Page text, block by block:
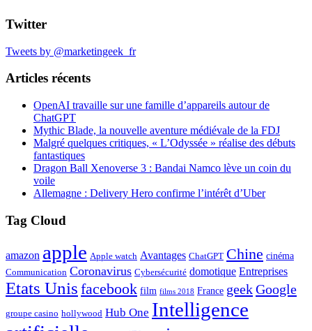
Twitter
Tweets by @marketingeek_fr
Articles récents
OpenAI travaille sur une famille d’appareils autour de
ChatGPT
Mythic Blade, la nouvelle aventure médiévale de la FDJ
Malgré quelques critiques, « L’Odyssée » réalise des débuts
fantastiques
Dragon Ball Xenoverse 3 : Bandai Namco lève un coin du
voile
Allemagne : Delivery Hero confirme l’intérêt d’Uber
Tag Cloud
amazon apple Apple watch Avantages ChatGPT Chine cinéma
Communication Coronavirus Cybersécurité domotique Entreprises
Etats Unis facebook film films 2018 France geekGoogle
groupe casino hollywood Hub One Intelligence